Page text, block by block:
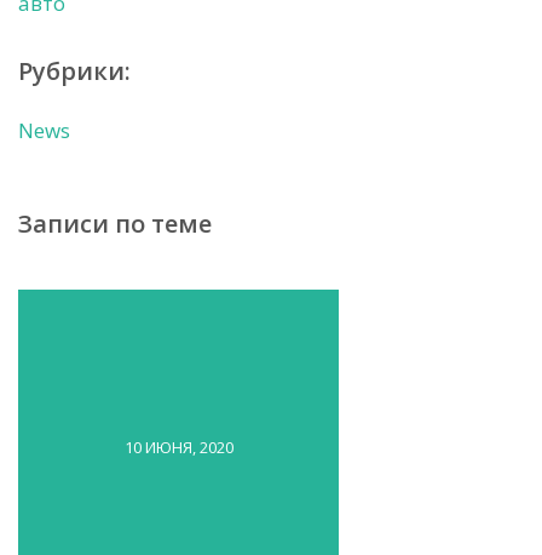
Рубрики:
News
Записи по теме
10 ИЮНЯ, 2020